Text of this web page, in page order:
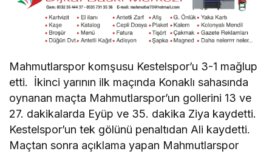
Mahmutlarspor komşusu Kestelspor’u 3-1 mağlup
etti. İkinci yarının ilk maçında Konaklı sahasında
oynanan maçta Mahmutlarspor’un gollerini 13 ve
27. dakikalarda Eyüp ve 35. dakika Ziya kaydetti.
Kestelspor’un tek gölünü penaltıdan Ali kaydetti.
Maçtan sonra açıklama yapan Mahmutlarspor